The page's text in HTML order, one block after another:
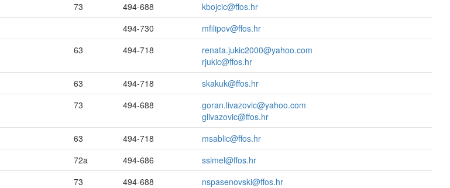
73 494-688
kbojcic@ffos.hr
494-730
mfilipov@ffos.hr
63 494-718
renata.jukic2000@yahoo.com
rjukic@ffos.hr
63 494-718
skakuk@ffos.hr
73 494-688
goran.livazovic@yahoo.com
glivazovic@ffos.hr
63 494-718
msablic@ffos.hr
72a 494-686
ssimel@ffos.hr
73 494-688
nspasenovski@ffos.hr